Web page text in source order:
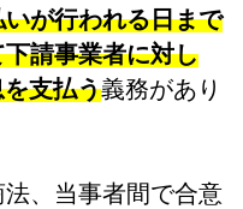
が行われる日まで
請事業者に対し
支払う義務があり
、当事者間で合意